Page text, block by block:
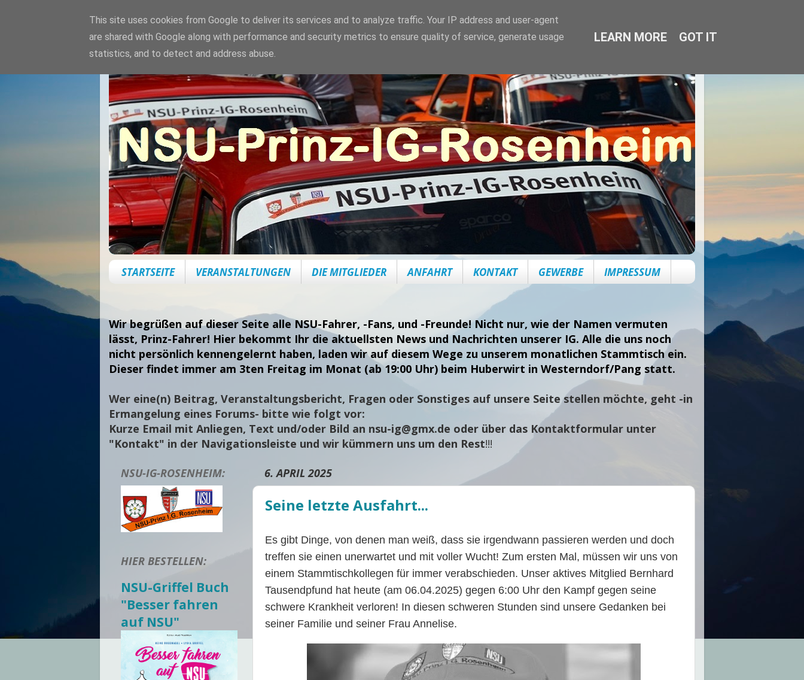
STARTSEITE VERANSTALTUNGEN DIE MITGLIEDER ANFAHRT KONTAKT GEWERBE IMPRESSUM
Wir begrüßen auf dieser Seite alle NSU-Fahrer, -Fans, und -Freunde! Nicht nur, wie der Namen vermuten
lässt, Prinz-Fahrer! Hier bekommt Ihr die aktuellsten News und Nachrichten unserer IG. Alle die uns noch
nicht persönlich kennengelernt haben, laden wir auf diesem Wege zu unserem monatlichen Stammtisch ein.
Dieser findet immer am 3ten Freitag im Monat (ab 19:00 Uhr) beim Huberwirt in Westerndorf/Pang statt.
Wer eine(n) Beitrag, Veranstaltungsbericht, Fragen oder Sonstiges auf unsere Seite stellen möchte, geht -in
Ermangelung eines Forums- bitte wie folgt vor:
Kurze Email mit Anliegen, Text und/oder Bild an nsu-ig@gmx.de oder über das Kontaktformular unter
"Kontakt" in der Navigationsleiste und wir kümmern uns um den Rest!!!
6. APRIL 2025
Seine letzte Ausfahrt...
Es gibt Dinge, von denen man weiß, dass sie irgendwann passieren werden und doch
treffen sie einen unerwartet und mit voller Wucht! Zum ersten Mal, müssen wir uns von
einem Stammtischkollegen für immer verabschieden. Unser aktives Mitglied Bernhard
Tausendpfund hat heute (am 06.04.2025) gegen 6:00 Uhr den Kampf gegen seine
schwere Krankheit verloren! In diesen schweren Stunden sind unsere Gedanken bei
seiner Familie und seiner Frau Annelise.
NSU-IG-ROSENHEIM:
HIER BESTELLEN:
NSU-Griffel Buch
"Besser fahren
auf NSU"
This site uses cookies from Google to deliver its services and to analyze traffic. Your IP address and user-agent
are shared with Google along with performance and security metrics to ensure quality of service, generate usage
statistics, and to detect and address abuse.
LEARN MORE GOT IT